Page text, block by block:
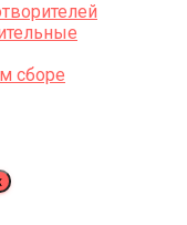
сборе